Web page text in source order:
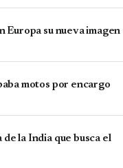
Europa su nueva imagen
motos por encargo
la India que busca el